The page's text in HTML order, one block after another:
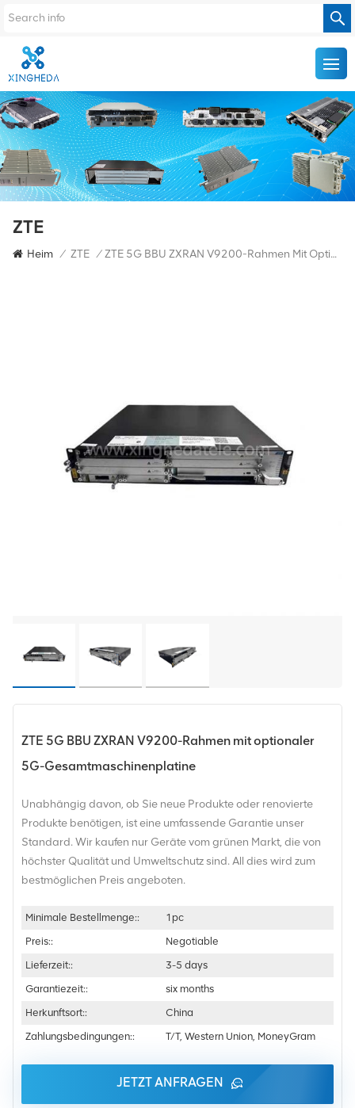
ZTE
Heim / ZTE / ZTE 5G BBU ZXRAN V9200-Rahmen Mit Optionaler 5G-Gesamtmaschinenplatine
ZTE 5G BBU ZXRAN V9200-Rahmen mit optionaler
5G-Gesamtmaschinenplatine
Unabhängig davon, ob Sie neue Produkte oder renovierte
Produkte benötigen, ist eine umfassende Garantie unser
Standard. Wir kaufen nur Geräte vom grünen Markt, die von
höchster Qualität und Umweltschutz sind. All dies wird zum
bestmöglichen Preis angeboten.
Minimale Bestellmenge::
1pc
Preis::
Negotiable
Lieferzeit::
3-5 days
Garantiezeit::
six months
Herkunftsort::
China
Zahlungsbedingungen::
T/T, Western Union, MoneyGram
JETZT ANFRAGEN